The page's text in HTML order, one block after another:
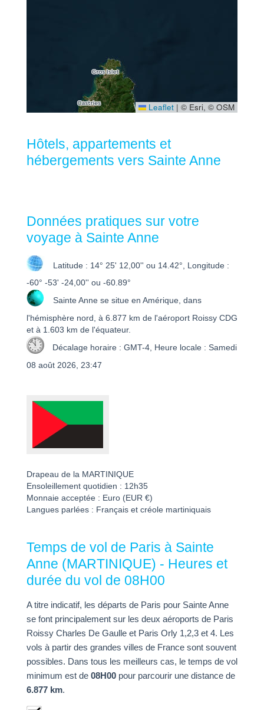
Leaflet | © Esri, © OSM
Hôtels, appartements et
hébergements vers Sainte Anne
Données pratiques sur votre
voyage à Sainte Anne
Latitude : 14° 25' 12,00'' ou 14.42°, Longitude :
-60° -53' -24,00'' ou -60.89°
Sainte Anne se situe en Amérique, dans
l'hémisphère nord, à 6.877 km de l'aéroport Roissy CDG
et à 1.603 km de l'équateur.
Décalage horaire : GMT-4, Heure locale : Samedi
08 août 2026, 23:47
Drapeau de la MARTINIQUE
Ensoleillement quotidien : 12h35
Monnaie acceptée : Euro (EUR €)
Langues parlées : Français et créole martiniquais
Temps de vol de Paris à Sainte
Anne (MARTINIQUE) - Heures et
durée du vol de 08H00
A titre indicatif, les départs de Paris pour Sainte Anne
se font principalement sur les deux aéroports de Paris
Roissy Charles De Gaulle et Paris Orly 1,2,3 et 4. Les
vols à partir des grandes villes de France sont souvent
possibles. Dans tous les meilleurs cas, le temps de vol
minimum est de 08H00 pour parcourir une distance de
6.877 km.